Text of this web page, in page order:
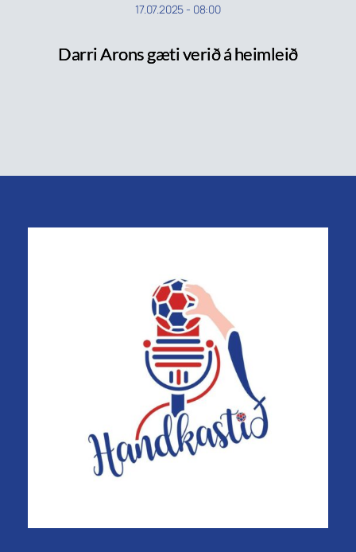
17.07.2025 - 08:00
Darri Arons gæti verið á heimleið